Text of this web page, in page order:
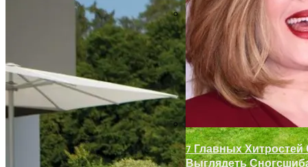
Декор Для Участка
7 Главных
Выглядеть